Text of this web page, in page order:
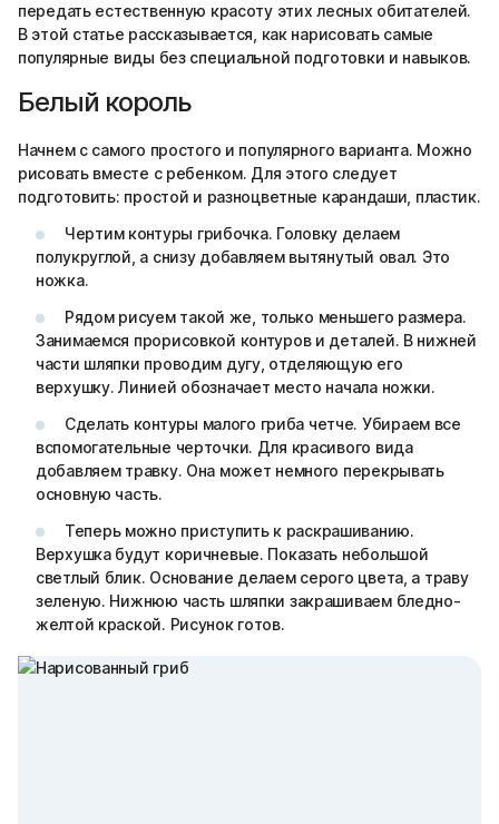
передать естественную красоту этих лесных обитателей.
В этой статье рассказывается, как нарисовать самые
популярные виды без специальной подготовки и навыков.
Белый король
Начнем с самого простого и популярного варианта. Можно
рисовать вместе с ребенком. Для этого следует
подготовить: простой и разноцветные карандаши, пластик.
Чертим контуры грибочка. Головку делаем
полукруглой, а снизу добавляем вытянутый овал. Это
ножка.
Рядом рисуем такой же, только меньшего размера.
Занимаемся прорисовкой контуров и деталей. В нижней
части шляпки проводим дугу, отделяющую его
верхушку. Линией обозначает место начала ножки.
Сделать контуры малого гриба четче. Убираем все
вспомогательные черточки. Для красивого вида
добавляем травку. Она может немного перекрывать
основную часть.
Теперь можно приступить к раскрашиванию.
Верхушка будут коричневые. Показать небольшой
светлый блик. Основание делаем серого цвета, а траву
зеленую. Нижнюю часть шляпки закрашиваем бледно-
желтой краской. Рисунок готов.